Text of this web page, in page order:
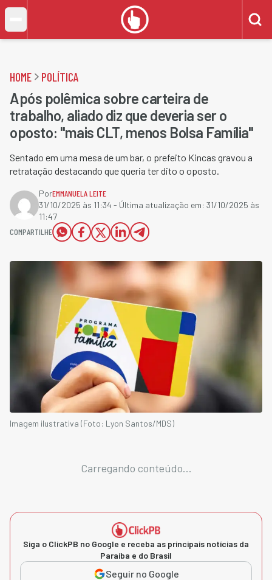
HOME POLÍTICA
Após polêmica sobre carteira de
trabalho, aliado diz que deveria ser o
oposto: "mais CLT, menos Bolsa Família"
Sentado em uma mesa de um bar, o prefeito Kincas gravou a
retratação destacando que queria ter dito o oposto.
PorEMMANUELA LEITE
31/10/2025 às 11:34 - Última atualização em: 31/10/2025 às
11:47
COMPARTILHE
Imagem ilustrativa (Foto: Lyon Santos/MDS)
Carregando conteúdo...
Siga o ClickPB no Google e receba as principais notícias da
Paraíba e do Brasil
Seguir no Google